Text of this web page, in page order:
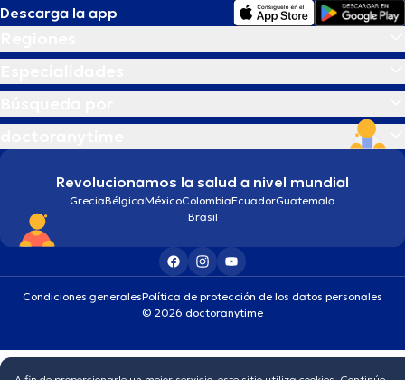
Descarga la app
Revolucionamos la salud a nivel mundial
GreciaBélgicaMéxicoColombiaEcuadorGuatemala
Brasil
Condiciones generalesPolítica de protección de los datos personales
© 2026 doctoranytime